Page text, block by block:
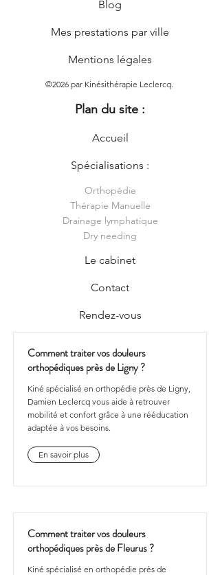
Blog
Mes prestations par ville
Mentions légales
©2026 par Kinésithérapie Leclercq.
Plan du site :
Accueil
Spécialisations :
Orthopédie
Thérapie Manuelle
Drainage lymphatique
Dry needing
Le cabinet
Contact
Rendez-vous
Comment traiter vos douleurs
orthopédiques près de Ligny ?
Kiné spécialisé en orthopédie près de Ligny,
Damien Leclercq vous aide à retrouver
mobilité et confort grâce à une rééducation
adaptée à vos besoins.
En savoir plus
Comment traiter vos douleurs
orthopédiques près de Fleurus ?
Kiné spécialisé en orthopédie près de